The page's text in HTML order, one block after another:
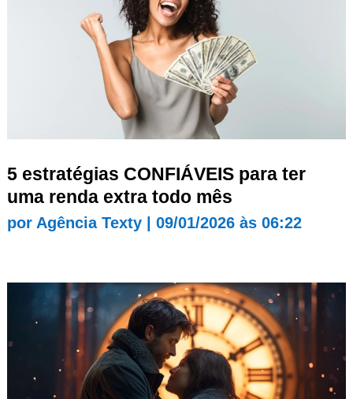
5 estratégias CONFIÁVEIS para ter
uma renda extra todo mês
por Agência Texty| 09/01/2026 às 06:22